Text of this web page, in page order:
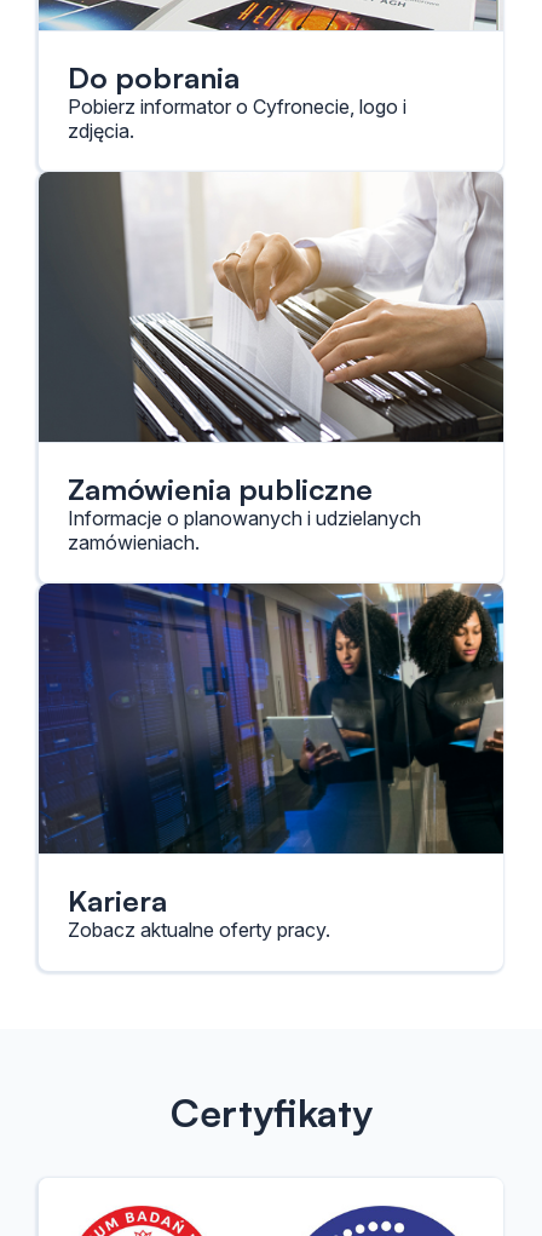
Do pobrania
Pobierz informator o Cyfronecie, logo i
zdjęcia.
Zamówienia publiczne
Informacje o planowanych i udzielanych
zamówieniach.
Kariera
Zobacz aktualne oferty pracy.
Certyfikaty